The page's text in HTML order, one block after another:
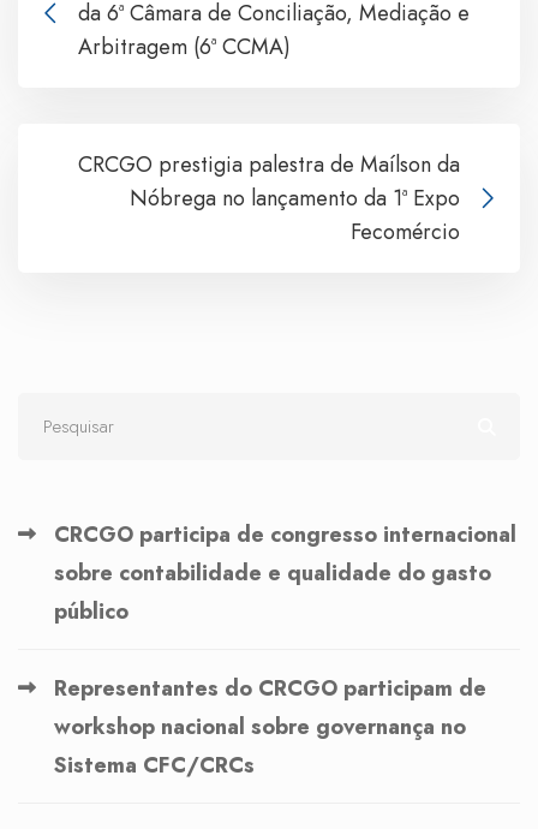
da 6ª Câmara de Conciliação, Mediação e
Arbitragem (6ª CCMA)
CRCGO prestigia palestra de Maílson da
Nóbrega no lançamento da 1ª Expo
Fecomércio
CRCGO participa de congresso internacional
sobre contabilidade e qualidade do gasto
público
Representantes do CRCGO participam de
workshop nacional sobre governança no
Sistema CFC/CRCs